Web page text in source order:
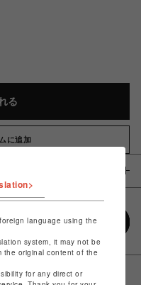
る
に追加
language using the
system, it may not be
the original content of the
for any direct or